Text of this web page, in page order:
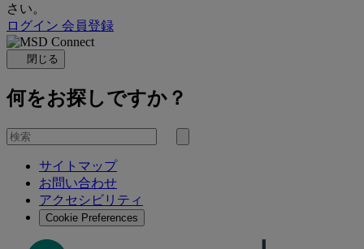
さい。
ログイン 会員登録
閉じる
何をお探しですか？
を
検
サイトマップ
お問い合わせ
アクセシビリティ
Cookie Preferences